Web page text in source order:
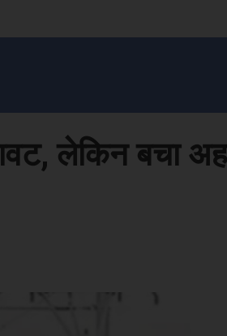
लेकिन बचा